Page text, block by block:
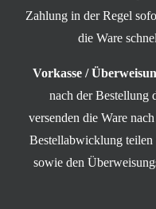
Zahlung in der Regel
die Ware
Vorkasse /
nach der Bestellung
versenden die Ware
Bestellabwicklung
sowie den